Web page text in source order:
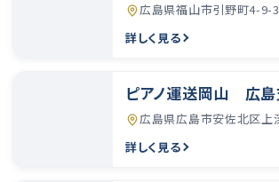
広島県福山市引野町4-9-
詳しく見る
ピアノ運送岡山 広
広島県広島市安佐北区上
詳しく見る